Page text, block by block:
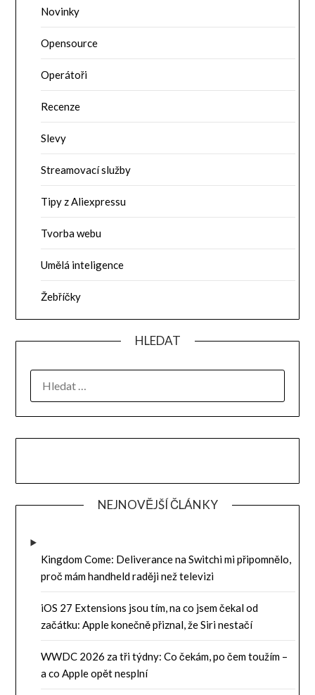
Novinky
Opensource
Operátoři
Recenze
Slevy
Streamovací služby
Tipy z Aliexpressu
Tvorba webu
Umělá inteligence
Žebříčky
HLEDAT
NEJNOVĚJŠÍ ČLÁNKY
Kingdom Come: Deliverance na Switchi mi připomnělo,
proč mám handheld raději než televizi
iOS 27 Extensions jsou tím, na co jsem čekal od
začátku: Apple konečně přiznal, že Siri nestačí
WWDC 2026 za tři týdny: Co čekám, po čem toužím –
a co Apple opět nesplní